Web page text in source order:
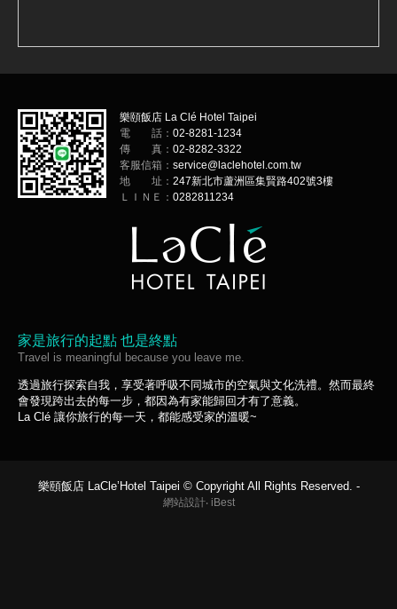
樂頤飯店 La Clé Hotel Taipei
電 話： 02-8281-1234
傳 真： 02-8282-3322
客服信箱： service@laclehotel.com.tw
地 址： 247新北市蘆洲區集賢路402號3樓
ＬＩＮＥ： 0282811234
家是旅行的起點 也是終點
Travel is meaningful because you leave me.
透過旅行探索自我，享受著呼吸不同城市的空氣與文化洗禮。然而最終
會發現跨出去的每一步，都因為有家能歸回才有了意義。
La Clé 讓你旅行的每一天，都能感受家的溫暖~
樂頤飯店 LaCle’Hotel Taipei © Copyright All Rights Reserved. -
網站設計‧ iBest